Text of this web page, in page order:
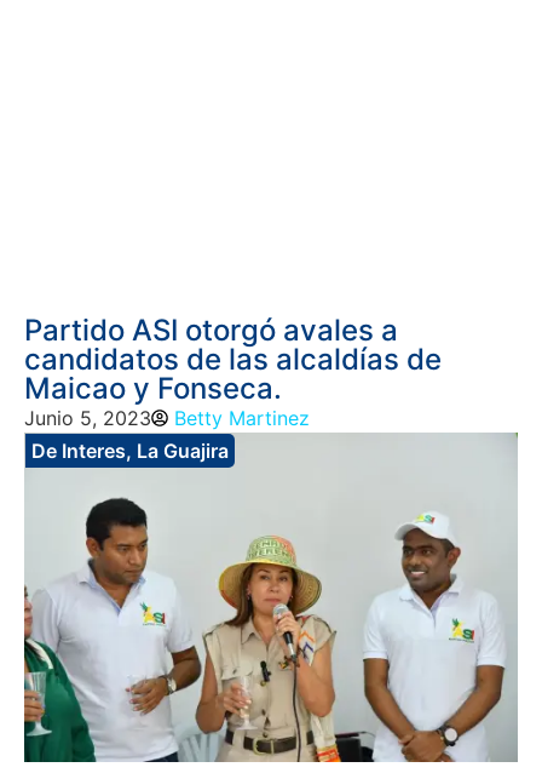
Partido ASI otorgó avales a
candidatos de las alcaldías de
Maicao y Fonseca.
Junio 5, 2023
Betty Martinez
De Interes, La Guajira